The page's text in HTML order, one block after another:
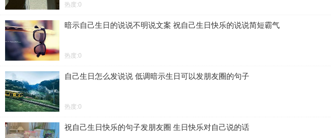
热度:0
暗示自己生日的说说不明说文案 祝自己生日快乐的说说简短霸气
热度:0
自己生日怎么发说说 低调暗示生日可以发朋友圈的句子
热度:0
祝自己生日快乐的句子发朋友圈 生日快乐对自己说的话